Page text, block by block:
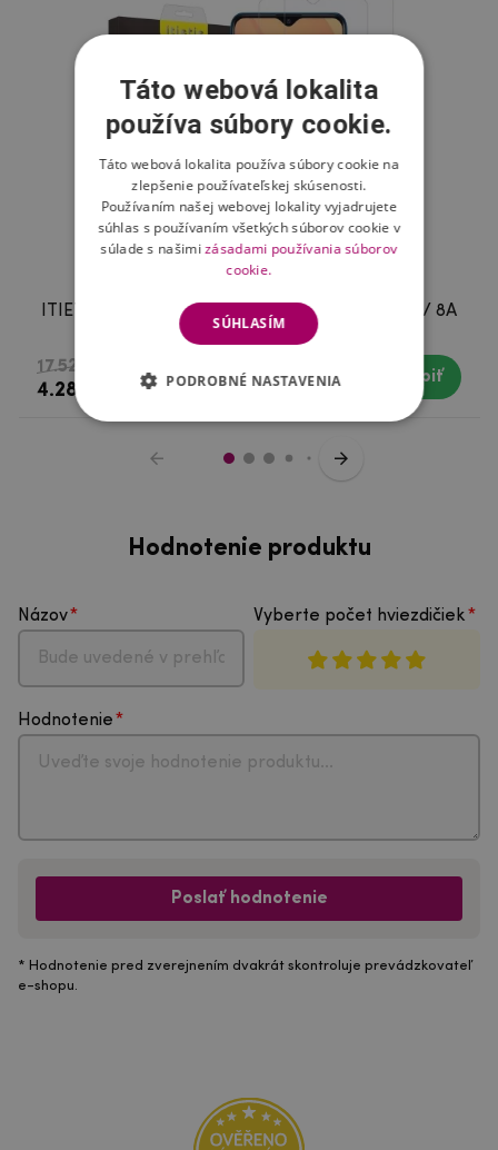
ITIETIE tvrdené sklo pre mobil Xiaomi Redmi 8 / 8A
- 2ks
17.52 €
4.28 €
Skladom Kúpiť
Hodnotenie produktu
Názov Vyberte počet hviezdičiek
Hodnotenie
Poslať hodnotenie
* Hodnotenie pred zverejnením dvakrát skontroluje prevádzkovateľ
e-shopu.
Táto webová lokalita
používa súbory cookie.
Táto webová lokalita používa súbory cookie na
zlepšenie používateľskej skúsenosti.
Používaním našej webovej lokality vyjadrujete
súhlas s používaním všetkých súborov cookie v
súlade s našimizásadami používania súborov
cookie.
SÚHLASÍM
PODROBNÉ NASTAVENIA